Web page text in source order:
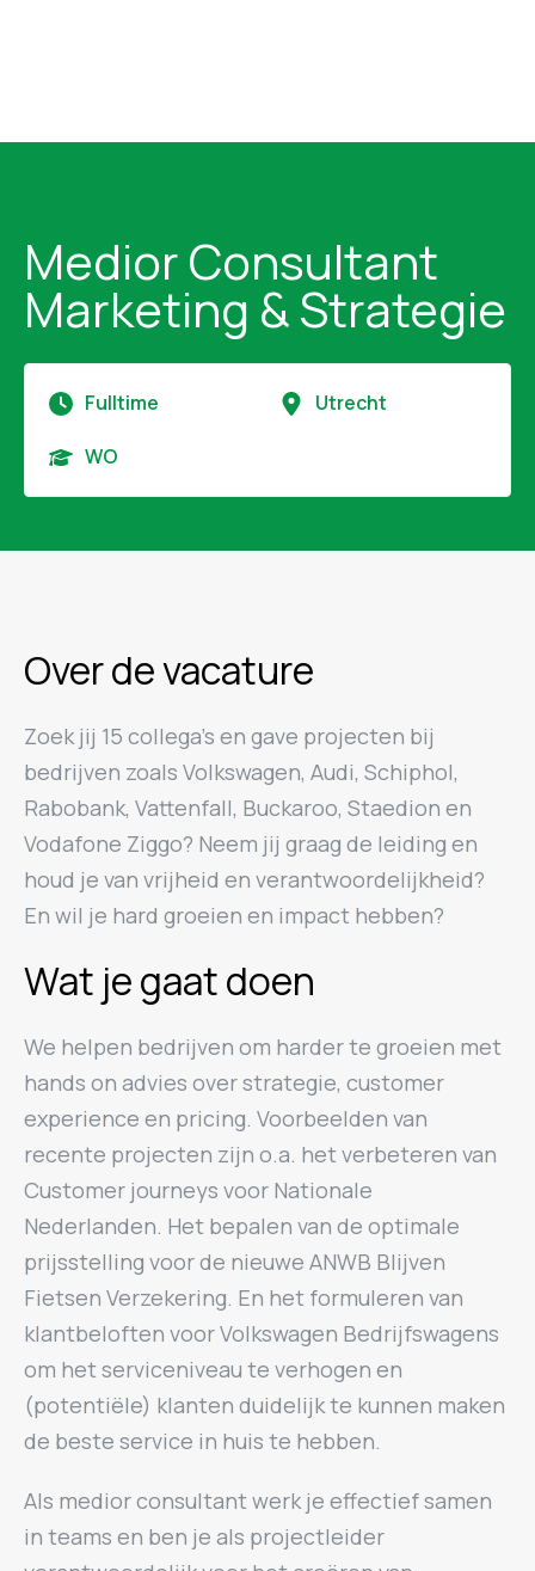
Medior Consultant
Marketing & Strategie
Fulltime Utrecht
WO
Over de vacature
Zoek jij 15 collega’s en gave projecten bij
bedrijven zoals Volkswagen, Audi, Schiphol,
Rabobank, Vattenfall, Buckaroo, Staedion en
Vodafone Ziggo? Neem jij graag de leiding en
houd je van vrijheid en verantwoordelijkheid?
En wil je hard groeien en impact hebben?
Wat je gaat doen
We helpen bedrijven om harder te groeien met
hands on advies over strategie, customer
experience en pricing. Voorbeelden van
recente projecten zijn o.a. het verbeteren van
Customer journeys voor Nationale
Nederlanden. Het bepalen van de optimale
prijsstelling voor de nieuwe ANWB Blijven
Fietsen Verzekering. En het formuleren van
klantbeloften voor Volkswagen Bedrijfswagens
om het serviceniveau te verhogen en
(potentiële) klanten duidelijk te kunnen maken
de beste service in huis te hebben.
Als medior consultant werk je effectief samen
in teams en ben je als projectleider